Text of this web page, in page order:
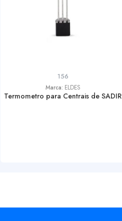
156
Marca: ELDES
Termometro para Centrais de SADIR